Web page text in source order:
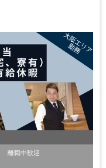
離職中歓迎